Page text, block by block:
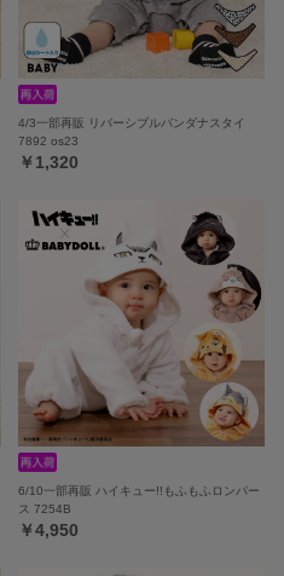
4/3一部再販 リバーシブルバンダナスタイ
7892 os23
￥1,320
6/10一部再販 ハイキュー!!もふもふロンパー
ス 7254B
￥4,950